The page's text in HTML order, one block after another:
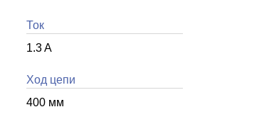
Ток
1.3 A
Ход цепи
400 мм